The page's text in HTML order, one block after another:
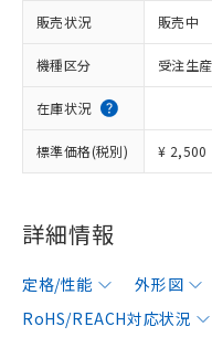
販売状況 販売中
機種区分 受注生
在庫状況
標準価格(税別) ¥ 2,500
詳細情報
定格/性能 外形図
RoHS/REACH対応状況